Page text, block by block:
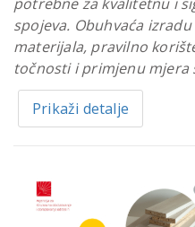
spojeva. Obuhvaća
materijala, pravilno
točnosti i primjenu mjera
Prikaži detalje